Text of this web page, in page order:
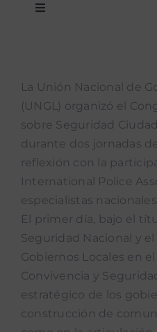
Toggle
Noticias mUEve
Boletin Accion
Podcast “Qué Dicen
La Unión Nacional de
(UNGL) organizó el
sobre Seguridad
durante dos jornadas
reflexión con la
International Police
especialistas
El primer día, bajo el
Seguridad Nacional y
Gobiernos Locales en
Convivencia y
estratégico de los
construcción de